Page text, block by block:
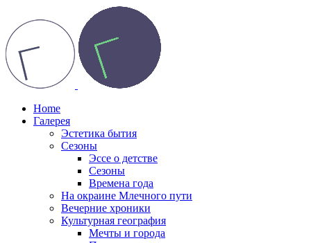
Home
Галерея
Эстетика бытия
Сезоны
Эссе о детстве
Сезоны
Времена года
На окраине Млечного пути
Вечерние хроники
Культурная география
Мечты и города